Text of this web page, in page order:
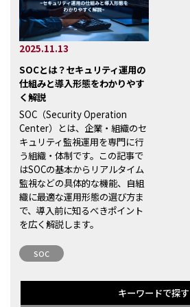
2025.11.13
SOCとは？セキュリティ運用の
仕組みと導入形態をわかりやす
く解説
SOC（Security Operation
Center）とは、企業・組織のセ
キュリティ監視運用を専門に行
う組織・体制です。この記事で
はSOCの基本からリアルタイム
監視などの具体的な機能、自組
織に最適な運用形態の選び方ま
で、導入前に知るべきポイント
を広く解説します。
SOC
キーワードで探す